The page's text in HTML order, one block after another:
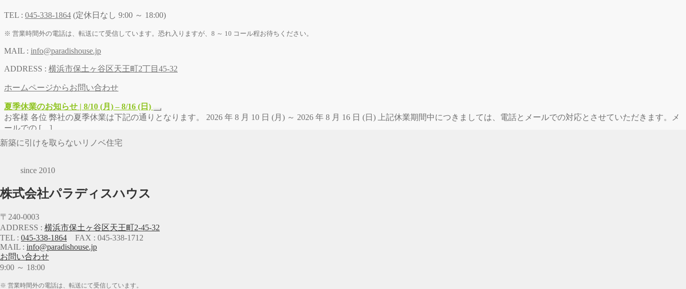
新築に引けを取らないリノベ住宅
since 2010
株式会社パラディスハウス
〒240-0003
ADDRESS : 横浜市保土ヶ谷区天王町2-45-32
TEL : 045-338-1864 FAX : 045-338-1712
MAIL : info@paradishouse.jp
お問い合わせ
9:00 ～ 18:00
※ 営業時間外の電話は、転送にて受信しています。
TEL : 045-338-1864 (定休日なし 9:00 ～ 18:00)
※ 営業時間外の電話は、転送にて受信しています。恐れ入りますが、8 ～ 10 コール程お待ちください。
MAIL : info@paradishouse.jp
ADDRESS : 横浜市保土ヶ谷区天王町2丁目45-32
ホームページからお問い合わせ
夏季休業のお知らせ | 8/10 (月) – 8/16 (日)
お客様 各位 弊社の夏季休業は下記の通りとなります。 2026 年 8 月 10 日 (月) ～ 2026 年 8 月 16 日 (日) 上記休業期間中につきましては、電話とメールでの対応とさせていただきます。メ
ールでの […]